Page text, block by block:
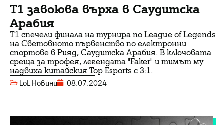
T1 завоюва върха в Саудитска
Арабия
Т1 спечели финала на турнира по League of Legends
на Световното първенство по електронни
спортове в Рияд, Саудитска Арабия. В ключовата
среща за трофея, легендата "Faker" и тимът му
надвиха китайския Top Esports с 3:1.
LoL Новини 08.07.2024